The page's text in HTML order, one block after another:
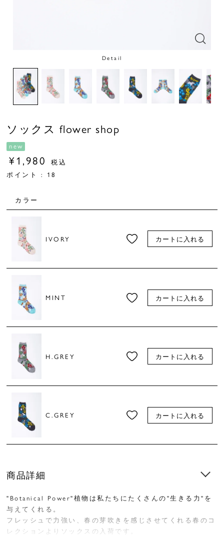
Detail
ソックス flower shop
new
¥1,980
税込
ポイント : 18
カラー
IVORY カートに入れる
MINT カートに入れる
H.GREY カートに入れる
C.GREY カートに入れる
商品詳細
"Botanical Power"植物は私たちにたくさんの"生きる力"を
与えてくれる。
フレッシュで力強い、春の芽吹きを感じさせてくれる春のコ
レクションよりソックスの入荷です。